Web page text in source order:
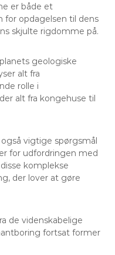
er både et
opdagelsen til dens
skjulte rigdomme på.
geologiske
alt fra
rolle i
alt fra kongehuse til
vigtige spørgsmål
for udfordringen med
komplekse
der lover at gøre
de videnskabelige
fortsat former